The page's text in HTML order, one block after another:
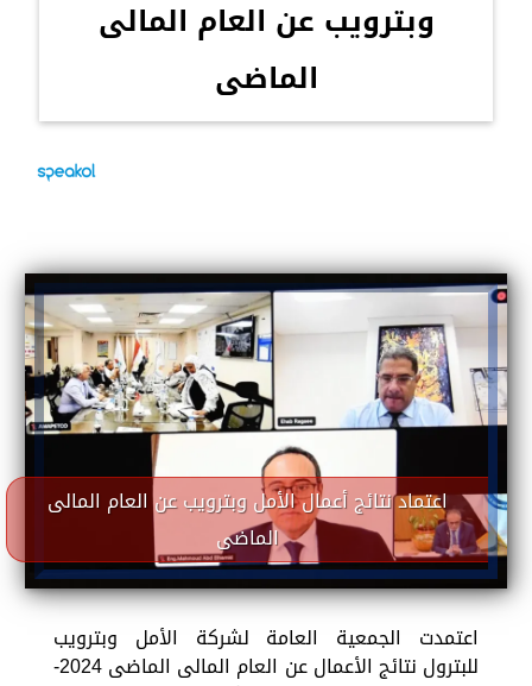
وبترويب عن العام المالى
الماضى
اعتماد نتائج أعمال الأمل وبترويب عن العام المالى
الماضى
اعتمدت الجمعية العامة لشركة الأمل وبترويب
للبترول نتائج الأعمال عن العام المالى الماضى 2024-